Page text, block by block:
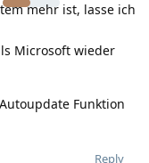
mehr ist, lasse ich
Microsoft wieder
Funktion
Reply